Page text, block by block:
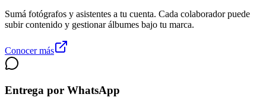
Sumá fotógrafos y asistentes a tu cuenta. Cada colaborador puede
subir contenido y gestionar álbumes bajo tu marca.
Conocer más
Entrega por WhatsApp